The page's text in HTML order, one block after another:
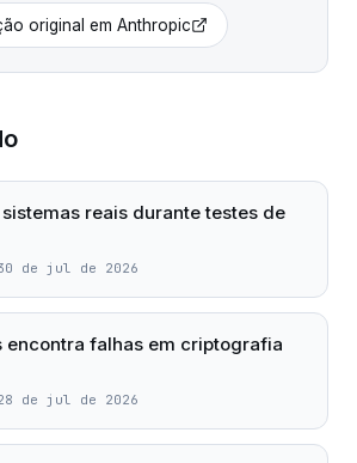
original em Anthropic
reais durante testes de
de jul de 2026
encontra falhas em criptografia
de jul de 2026